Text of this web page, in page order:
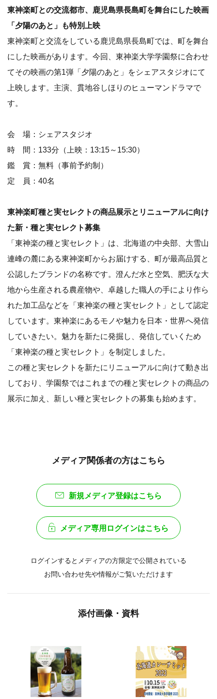
東神楽町との交流都市、鹿児島県長島町を舞台にした映画
「夕陽のあと」も特別上映
東神楽町と交流をしている鹿児島県長島町では、町を舞台
にした映画があります。今回、東神楽大学学園祭に合わせ
てその映画の第1弾「夕陽のあと」をシェアスタジオにて
上映します。主演、貫地谷しほりのヒューマンドラマで
す。
会 場：シェアスタジオ
時 間：133分（上映：13:15～15:30）
鑑 賞：無料（事前予約制）
定 員：40名
東神楽町種と実セレクトの商品展示とリニューアルに向け
た新・種と実セレクト募集
「東神楽の種と実セレクト」は、北海道の中央部、大雪山
連峰の麓にある東神楽町からお届けする、町が最高品質と
公認したブランドの名称です。澄んだ水と空気、肥沃な大
地から生産される農産物や、卓越した職人の手により作ら
れた加工品などを「東神楽の種と実セレクト」として認定
しています。東神楽にあるモノや魅力を日本・世界へ発信
していきたい。魅力を新たに発掘し、発信していくため
「東神楽の種と実セレクト」を制定しました。
この種と実セレクトを新たにリニューアルに向けて動き出
しており、学園祭ではこれまでの種と実セレクトの商品の
展示に加え、新しい種と実セレクトの募集も始めます。
メディア関係者の方はこちら
新規メディア登録はこちら
メディア専用ログインはこちら
ログインするとメディアの方限定で公開されている
お問い合わせ先や情報がご覧いただけます
添付画像・資料